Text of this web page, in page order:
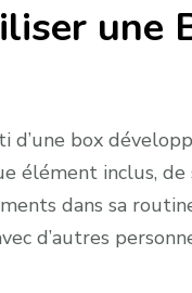
une
box
élément inclus,
dans sa
d’autres